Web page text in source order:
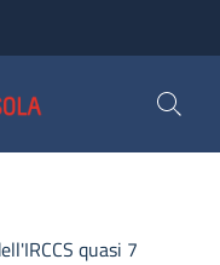
quasi 7